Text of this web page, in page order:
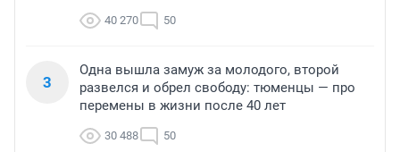
40 270 50
3
Одна вышла замуж за молодого, второй
развелся и обрел свободу: тюменцы — про
перемены в жизни после 40 лет
30 488 50